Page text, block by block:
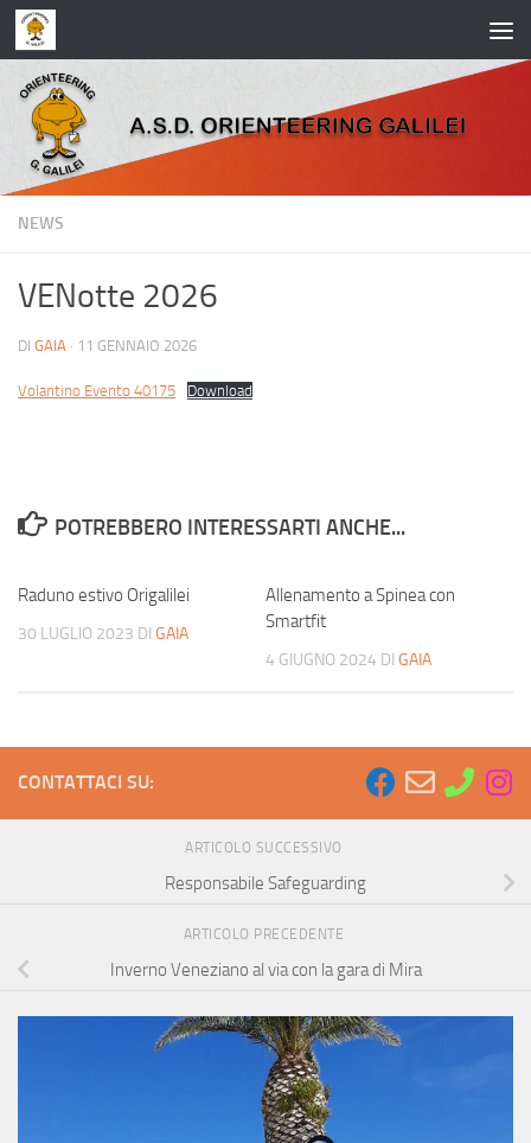
Salta al contenuto
NEWS
VENotte 2026
DI GAIA · 11 GENNAIO 2026
Volantino Evento 40175 Download
POTREBBERO INTERESSARTI ANCHE...
Raduno estivo Origalilei
30 LUGLIO 2023 DI GAIA
Allenamento a Spinea con
Smartfit
4 GIUGNO 2024 DI GAIA
CONTATTACI SU:
ARTICOLO SUCCESSIVO
Responsabile Safeguarding
ARTICOLO PRECEDENTE
Inverno Veneziano al via con la gara di Mira